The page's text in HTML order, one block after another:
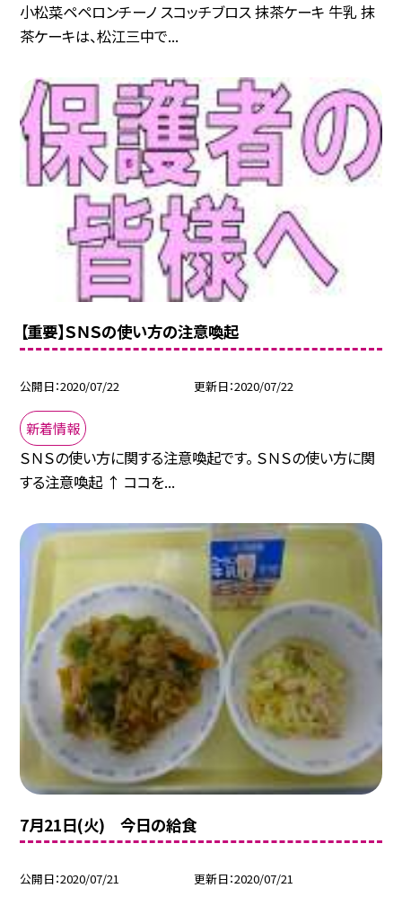
小松菜ペペロンチーノ スコッチブロス 抹茶ケーキ 牛乳 抹
茶ケーキは、松江三中で...
【重要】ＳＮＳの使い方の注意喚起
公開日 2020/07/22 更新日 2020/07/22
新着情報
ＳＮＳの使い方に関する注意喚起です。 ＳＮＳの使い方に関
する注意喚起 ↑ ココを...
7月21日(火) 今日の給食
公開日 2020/07/21 更新日 2020/07/21